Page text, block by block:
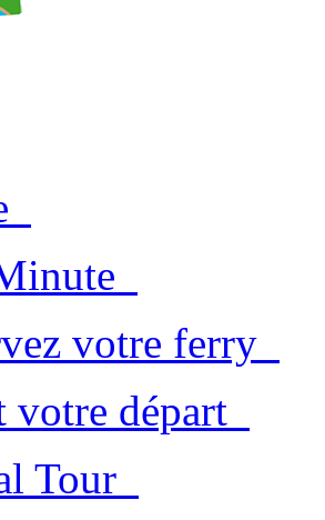
votre ferry
votre départ
Tour